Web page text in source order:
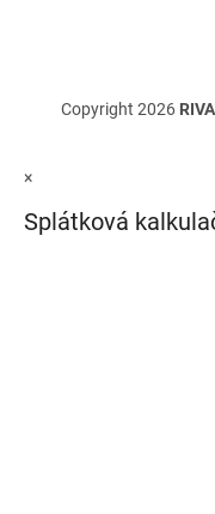
Copyright 2026
×
Splátková